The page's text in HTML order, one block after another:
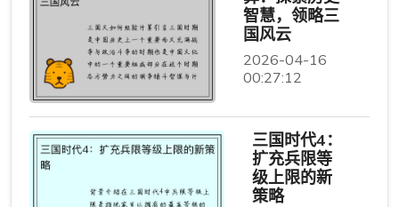
智慧，领略三
国风云
2026-04-16
00:27:12
三国时代4：
扩充兵限等
级上限的新
策略